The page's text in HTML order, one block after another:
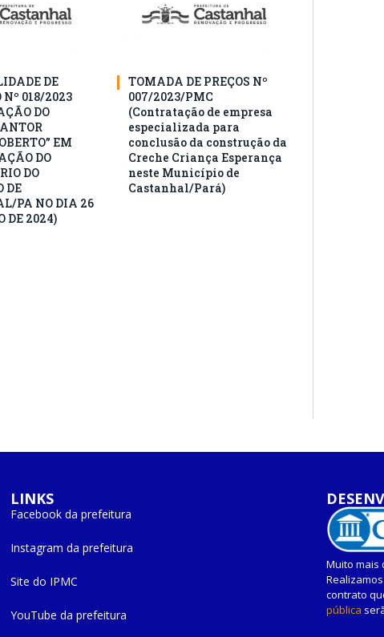
DE
018/2023
DO
EM
DO
DO
DE
PA NO DIA 26
DE 2024)
TOMADA DE PREÇOS Nº
007/2023/PMC
(Contratação de empresa
especializada para
conclusão da construção da
Creche Criança Esperança
neste Município de
Castanhal/Pará)
LINKS
Facebook da prefeitura
Instagram da prefeitura
Site do IPMC
YouTube da prefeitura
Muito mais
contrato
pública